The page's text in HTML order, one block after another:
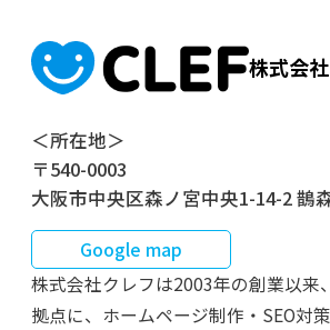
株式会
＜所在地＞
〒540-0003
大阪市中央区森ノ宮中央1-14-2 鵲
Google map
株式会社クレフは2003年の創業以来
拠点に、ホームページ制作・SEO対